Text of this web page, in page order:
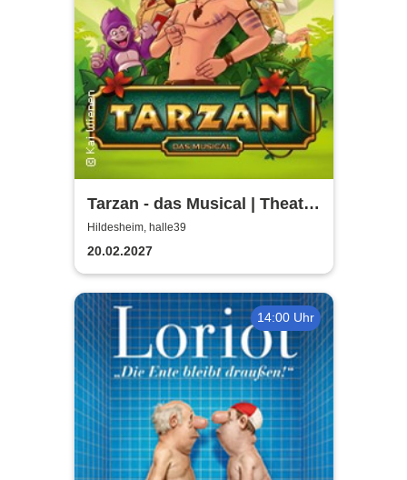
Tarzan - das Musical | Theater
Liberi
Hildesheim, halle39
20.02.2027
14:00 Uhr